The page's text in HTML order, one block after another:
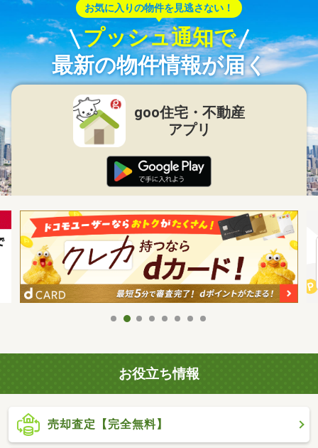
お気に入りの物件を見逃さない！
プッシュ通知で
最新の物件情報が届く
goo住宅・不動産
アプリ
お役立ち情報
売却査定【完全無料】